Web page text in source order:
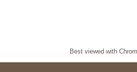
Best viewed with